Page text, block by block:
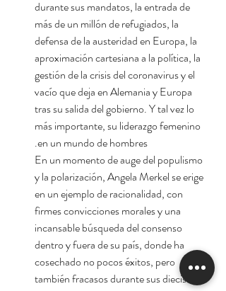
durante sus mandatos, la entrada de
más de un millón de refugiados, la
defensa de la austeridad en Europa, la
aproximación cartesiana a la política, la
gestión de la crisis del coronavirus y el
vacío que deja en Alemania y Europa
tras su salida del gobierno. Y tal vez lo
más importante, su liderazgo femenino
en un mundo de hombres.
En un momento de auge del populismo
y la polarización, Angela Merkel se erige
en un ejemplo de racionalidad, con
firmes convicciones morales y una
incansable búsqueda del consenso
dentro y fuera de su país, donde ha
cosechado no pocos éxitos, pero
también fracasos durante sus dieciséis